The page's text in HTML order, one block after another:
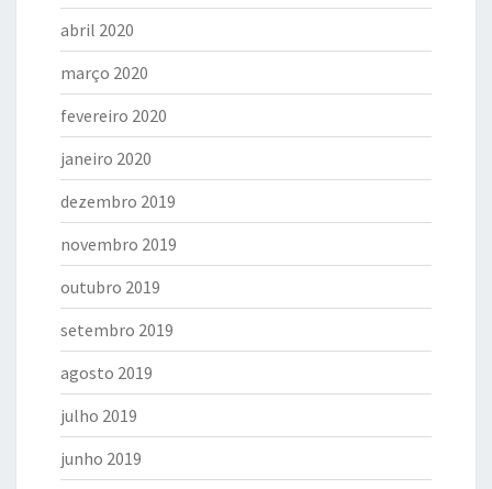
abril 2020
março 2020
fevereiro 2020
janeiro 2020
dezembro 2019
novembro 2019
outubro 2019
setembro 2019
agosto 2019
julho 2019
junho 2019